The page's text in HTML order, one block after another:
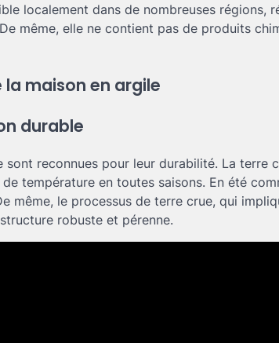
localement dans de nombreuses régions,
même, elle ne contient pas de produits
la maison en argile
durable
sont reconnues pour leur durabilité. La
température en toutes saisons. En été
même, le processus de terre crue, qui
robuste et pérenne.